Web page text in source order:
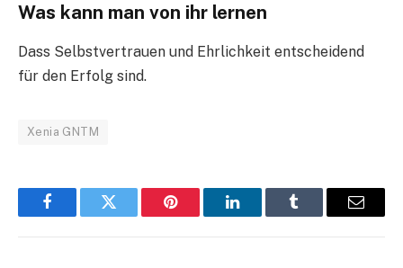
Was kann man von ihr lernen
Dass Selbstvertrauen und Ehrlichkeit entscheidend
für den Erfolg sind.
Xenia GNTM
FacebookTwitter Pinterest LinkedInTumblr Email